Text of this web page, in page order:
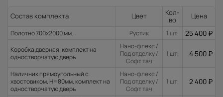
Состав комплекта Цвет
Кол-
во
Цена
Полотно 700x2000 мм. Рустик 1 шт. 25 400 ₽
Коробка дверная. комплект на
одностворчатую дверь
Нано-флекс /
Под отделку /
Софт тач
1 шт. 4 500 ₽
Наличник прямоугольный с
хвостовиком, H=80мм, комплект на
одностворчатую дверь
Нано-флекс /
Под отделку /
Софт тач
1 шт. 2 400 ₽